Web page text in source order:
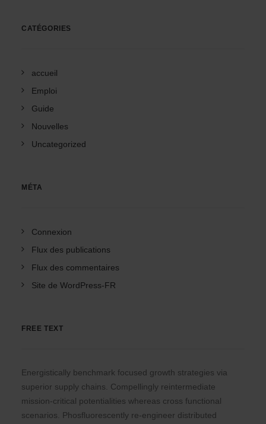
CATÉGORIES
accueil
Emploi
Guide
Nouvelles
Uncategorized
MÉTA
Connexion
Flux des publications
Flux des commentaires
Site de WordPress-FR
FREE TEXT
Energistically benchmark focused growth strategies via
superior supply chains. Compellingly reintermediate
mission-critical potentialities whereas cross functional
scenarios. Phosfluorescently re-engineer distributed